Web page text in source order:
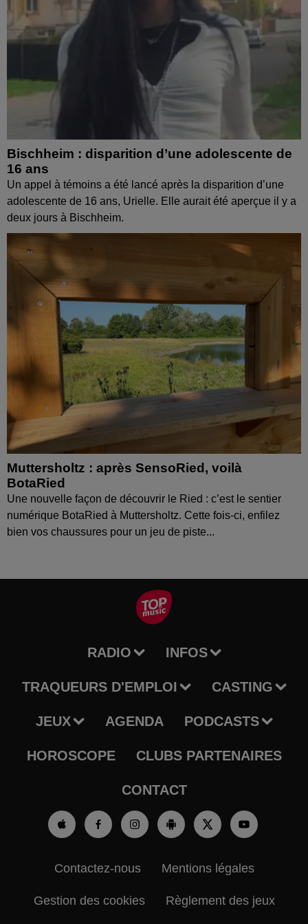
Bischheim : disparition d’une adolescente de
16 ans
Un appel à témoins a été lancé après la disparition d’une
adolescente de 16 ans, Urielle. Elle aurait été aperçue il y a
deux jours à Bischheim.
Muttersholtz : après SensoRied, voilà
BotaRied
Une nouvelle façon de découvrir le Ried : c’est le sentier
numérique BotaRied à Muttersholtz. Cette fois-ci, enfilez
bien vos chaussures pour un jeu de piste...
RADIO INFOS
TRAQUEURS D'EMPLOI CASTING
JEUX AGENDA PODCASTS
HOROSCOPE CLUBS PARTENAIRES
CONTACT
Contactez-nous Mentions légales
Gestion des cookies Règlement des jeux